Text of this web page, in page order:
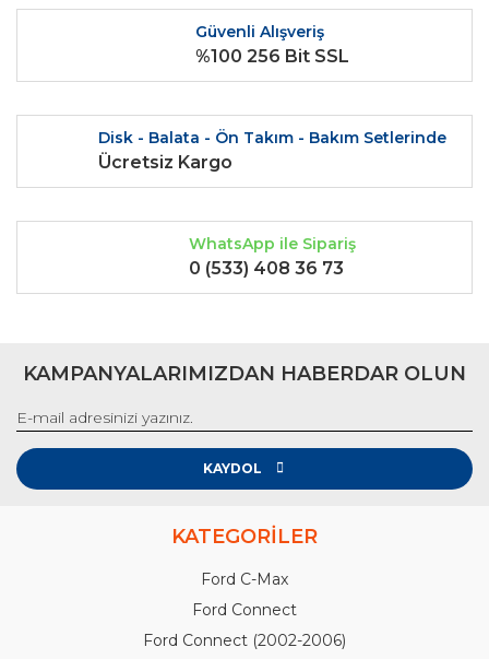
Güvenli Alışveriş
%100 256 Bit SSL
Disk - Balata - Ön Takım - Bakım Setlerinde
Ücretsiz Kargo
WhatsApp ile Sipariş
0 (533) 408 36 73
KAMPANYALARIMIZDAN HABERDAR OLUN
KAYDOL
KATEGORİLER
Ford C-Max
Ford Connect
Ford Connect (2002-2006)